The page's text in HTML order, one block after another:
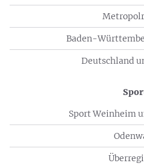
Baden-
Deutschland
Sport Weinheim